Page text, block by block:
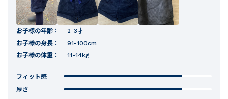
お子様の年齢：
2-3才
お子様の身長：
91-100cm
お子様の体重：
11-14kg
フィット感
厚さ